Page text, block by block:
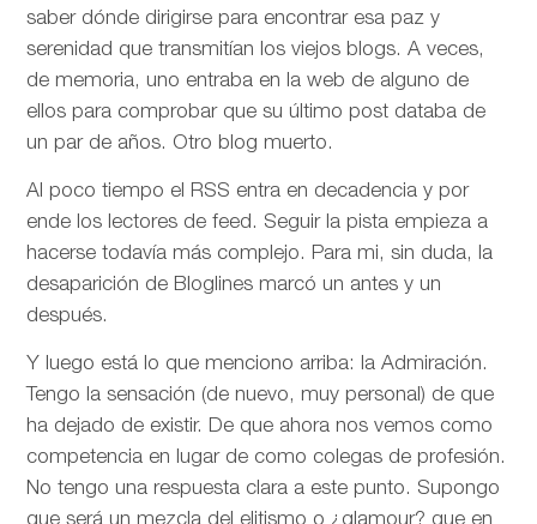
saber dónde dirigirse para encontrar esa paz y
serenidad que transmitían los viejos blogs. A veces,
de memoria, uno entraba en la web de alguno de
ellos para comprobar que su último post databa de
un par de años. Otro blog muerto.
Al poco tiempo el RSS entra en decadencia y por
ende los lectores de feed. Seguir la pista empieza a
hacerse todavía más complejo. Para mi, sin duda, la
desaparición de Bloglines marcó un antes y un
después.
Y luego está lo que menciono arriba: la Admiración.
Tengo la sensación (de nuevo, muy personal) de que
ha dejado de existir. De que ahora nos vemos como
competencia en lugar de como colegas de profesión.
No tengo una respuesta clara a este punto. Supongo